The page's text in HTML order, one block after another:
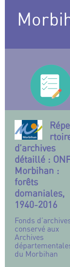
Répe
d’archives
détaillé :
Morbihan :
forêts
domaniales,
1940-2016
Fonds
conservé aux
Archives
du Morbihan